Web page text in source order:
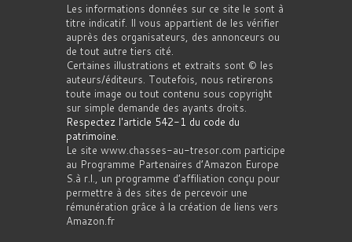
Les informations données sur ce site le sont à
titre indicatif. Il vous appartient de les vérifier
auprès des organisateurs, des annonceurs ou
de tout autre tiers cité.
Certaines illustrations et extraits sont © les
auteurs/éditeurs. Toutefois, nous retirerons
toute image ou tout contenu sous copyright
sur simple demande des ayants droits.
Respectez l'article 542-1 du code du
patrimoine.
Le site www.chasses-au-tresor.com participe
au Programme Partenaires d’Amazon Europe
S.à r.l., un programme d’affiliation conçu pour
permettre à des sites de percevoir une
rémunération grâce à la création de liens vers
Amazon.fr